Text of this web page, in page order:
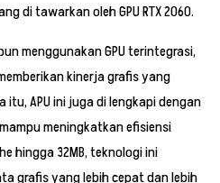
di tawarkan oleh GPU RTX 2060.
menggunakan GPU terintegrasi,
kinerja grafis yang
APU ini juga di lengkapi dengan
meningkatkan efisiensi
hingga 32MB, teknologi ini
grafis yang lebih cepat dan lebih